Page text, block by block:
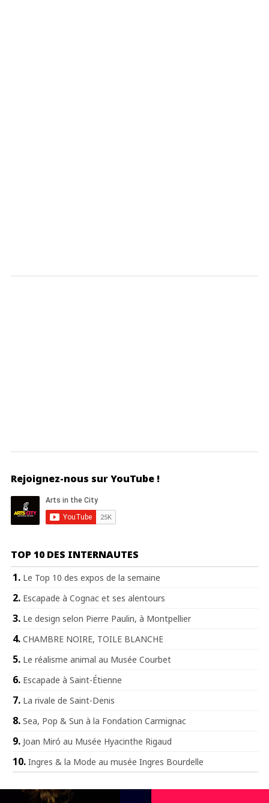
Rejoignez-nous sur YouTube !
TOP 10 DES INTERNAUTES
Le Top 10 des expos de la semaine
Escapade à Cognac et ses alentours
Le design selon Pierre Paulin, à Montpellier
CHAMBRE NOIRE, TOILE BLANCHE
Le réalisme animal au Musée Courbet
Escapade à Saint-Étienne
La rivale de Saint-Denis
Sea, Pop & Sun à la Fondation Carmignac
Joan Miró au Musée Hyacinthe Rigaud
Ingres & la Mode au musée Ingres Bourdelle